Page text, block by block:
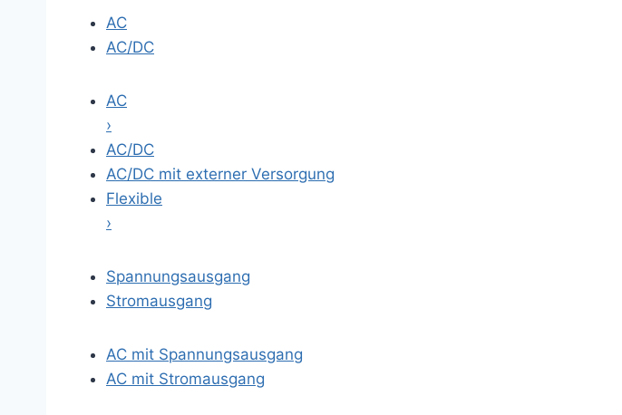
AC
AC/DC
AC
›
AC/DC
AC/DC mit externer Versorgung
Flexible
›
Spannungsausgang
Stromausgang
AC mit Spannungsausgang
AC mit Stromausgang